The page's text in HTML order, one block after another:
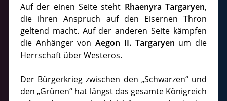
Auf der einen Seite steht Rhaenyra Targaryen,
die ihren Anspruch auf den Eisernen Thron
geltend macht. Auf der anderen Seite kämpfen
die Anhänger vonAegon II. Targaryen um die
Herrschaft über Westeros.
Der Bürgerkrieg zwischen den „Schwarzen“ und
den „Grünen“ hat längst das gesamte Königreich